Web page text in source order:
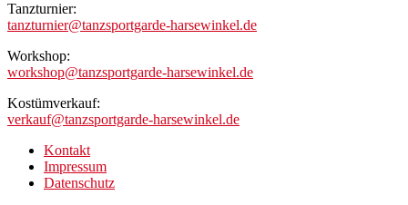
Tanzturnier:
tanzturnier@tanzsportgarde-harsewinkel.de
Workshop:
workshop@tanzsportgarde-harsewinkel.de
Kostümverkauf:
verkauf@tanzsportgarde-harsewinkel.de
Kontakt
Impressum
Datenschutz